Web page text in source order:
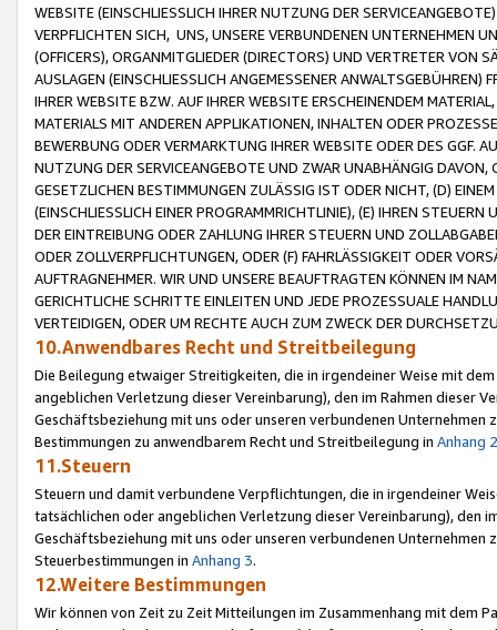
WEBSITE (EINSCHLIESSLICH IHRER NUTZUNG DER
VERPFLICHTEN SICH, UNS, UNSERE VERBUNDENEN UNTERNEHMEN
(OFFICERS), ORGANMITGLIEDER (DIRECTORS) UND VERTRETER VON
AUSLAGEN (EINSCHLIESSLICH ANGEMESSENER
IHRER WEBSITE BZW. AUF IHRER WEBSITE ERSCHEINENDEM
MATERIALS MIT ANDEREN APPLIKATIONEN, INHALTEN ODER
BEWERBUNG ODER VERMARKTUNG IHRER WEBSITE ODER DES GGF.
NUTZUNG DER SERVICEANGEBOTE UND ZWAR UNABHÄNGIG
GESETZLICHEN BESTIMMUNGEN ZULÄSSIG IST ODER NICHT, (D)
(EINSCHLIESSLICH EINER PROGRAMMRICHTLINIE), (E) IHREN
DER EINTREIBUNG ODER ZAHLUNG IHRER STEUERN UND
ODER ZOLLVERPFLICHTUNGEN, ODER (F) FAHRLÄSSIGKEIT ODER
AUFTRAGNEHMER. WIR UND UNSERE BEAUFTRAGTEN KÖNNEN IM
GERICHTLICHE SCHRITTE EINLEITEN UND JEDE PROZESSUALE
VERTEIDIGEN, ODER UM RECHTE AUCH ZUM ZWECK DER
10.Anwendbares Recht und Streitbeilegung
Die Beilegung etwaiger Streitigkeiten, die in irgendeiner Weise mit
angeblichen Verletzung dieser Vereinbarung), den im Rahmen dieser
Geschäftsbeziehung mit uns oder unseren verbundenen
Bestimmungen zu anwendbarem Recht und Streitbeilegung in Anhang 2
11.Steuern
Steuern und damit verbundene Verpflichtungen, die in irgendeiner
tatsächlichen oder angeblichen Verletzung dieser Vereinbarung), den
Geschäftsbeziehung mit uns oder unseren verbundenen
Steuerbestimmungen in Anhang 3.
12.Weitere Bestimmungen
Wir können von Zeit zu Zeit Mitteilungen im Zusammenhang mit dem